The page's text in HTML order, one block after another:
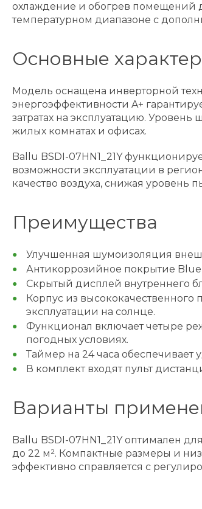
охлаждение и обогрев помещений
температурном диапазоне с
Основные
Модель оснащена инверторной
энергоэффективности A+
затратах на эксплуатацию.
жилых комнатах и офисах.
Ballu BSDI-07HN1_21Y
возможности эксплуатации в
качество воздуха, снижая уровень
Преимущества
Улучшенная шумоизоляция
Антикоррозийное покрытие Blue
Скрытый дисплей внутреннего
Корпус из
эксплуатации на солнце.
Функционал включает четыре
погодных условиях.
Таймер на 24 часа обеспечивает
В комплект входят пульт
Варианты
Ballu BSDI-07HN1_21Y оптимален
до 22 м². Компактные размеры и
эффективно справляется с